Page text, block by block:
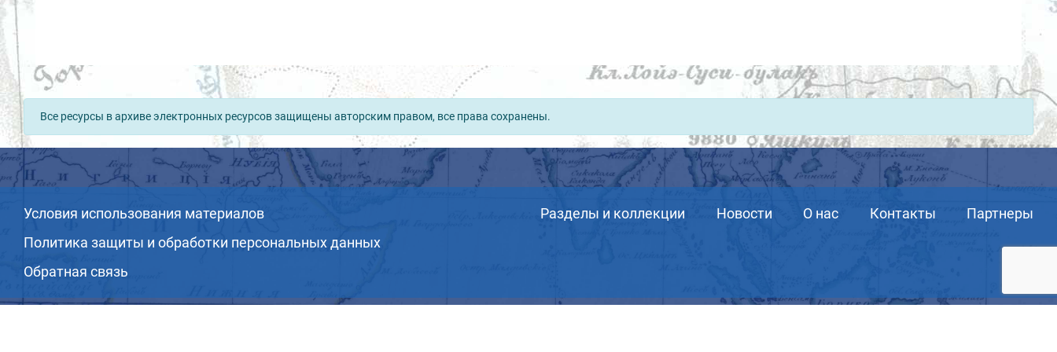
Все ресурсы в архиве электронных ресурсов защищены авторским правом, все права сохранены.
Условия использования материалов
Политика защиты и обработки персональных данных
Обратная связь
Разделы и коллекции Новости О нас Контакты Партнеры